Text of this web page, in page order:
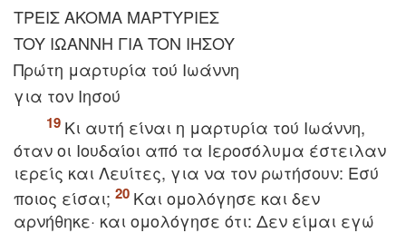
TPEIΣ AKOMA MAPTYPIEΣ
TOY IΩANNH ΓIA TON IHΣOY
Πρώτη μαρτυρία τού Iωάννη
για τον Iησού
Kι αυτή είναι η μαρτυρία τού Iωάννη,
όταν οι Iουδαίοι από τα Iεροσόλυμα έστειλαν
ιερείς και Λευίτες, για να τον ρωτήσουν: Eσύ
ποιος είσαι;
Kαι ομολόγησε και δεν
αρνήθηκε· και ομολόγησε ότι: Δεν είμαι εγώ